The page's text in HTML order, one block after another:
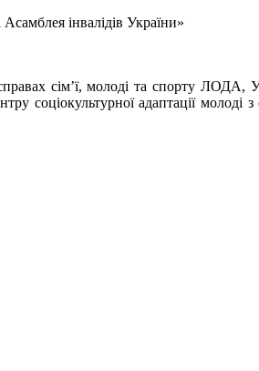
інвалідів України»
сім’ї, молоді та спорту ЛОДА,
соціокультурної адаптації